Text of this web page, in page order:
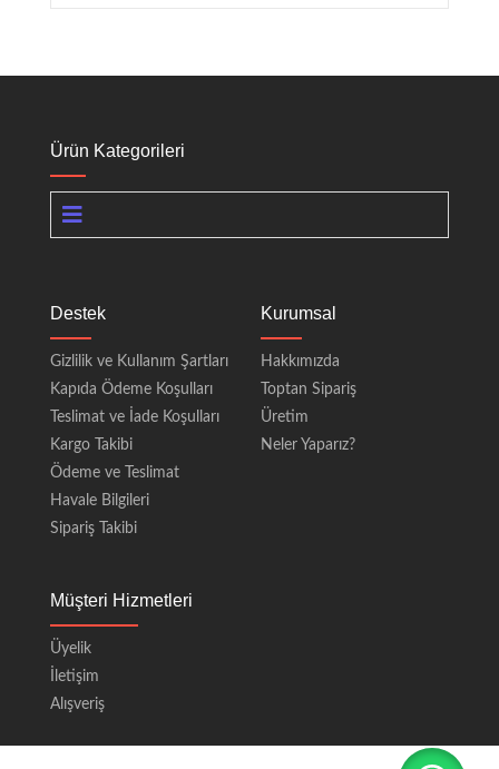
Ürün Kategorileri
Destek
Gizlilik ve Kullanım Şartları
Kapıda Ödeme Koşulları
Teslimat ve İade Koşulları
Kargo Takibi
Ödeme ve Teslimat
Havale Bilgileri
Sipariş Takibi
Kurumsal
Hakkımızda
Toptan Sipariş
Üretim
Neler Yaparız?
Müşteri Hizmetleri
Üyelik
İletişim
Alışveriş